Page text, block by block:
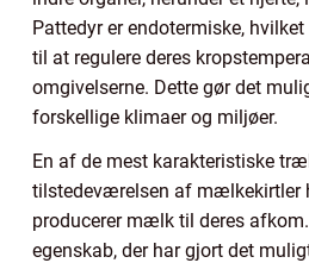
Pattedyr er endotermiske,
til at regulere deres
omgivelserne. Dette gør det
forskellige klimaer og miljøer.
En af de mest karakteristiske
tilstedeværelsen af mælkekirtler
producerer mælk til deres
egenskab, der har gjort det